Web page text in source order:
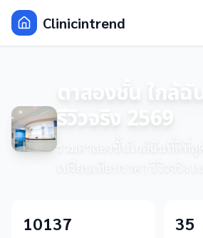
Clinicintrend
ตาสองชั้น ใกล้ฉั
รีวิวจริง 2569
รวมตาสองชั้นใกล้ฉันที่ดีที่สุ
เปรียบเทียบราคา รีวิวจริง เ
10137 35